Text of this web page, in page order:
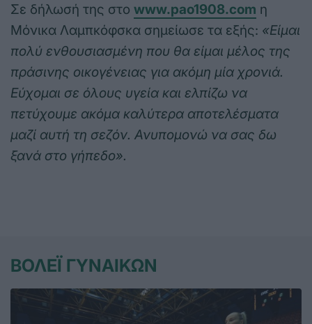
Σε δήλωσή της στο www.pao1908.com η
Μόνικα Λαμπκόφσκα σημείωσε τα εξής: «Είμαι
πολύ ενθουσιασμένη που θα είμαι μέλος της
πράσινης οικογένειας για ακόμη μία χρονιά.
Εύχομαι σε όλους υγεία και ελπίζω να
πετύχουμε ακόμα καλύτερα αποτελέσματα
μαζί αυτή τη σεζόν. Ανυπομονώ να σας δω
ξανά στο γήπεδο».
ΒΟΛΕΪ ΓΥΝΑΙΚΩΝ